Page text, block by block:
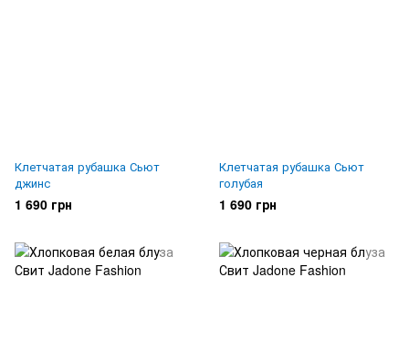
Клетчатая рубашка Сьют
джинс
1 690 грн
Клетчатая рубашка Сьют
голубая
1 690 грн